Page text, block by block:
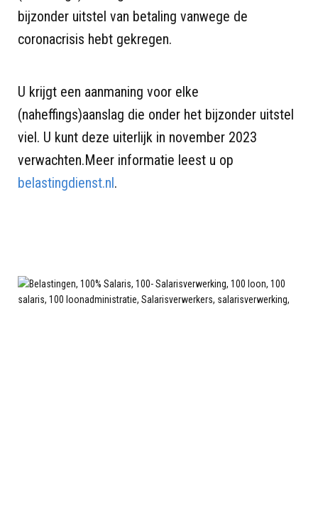
bijzonder uitstel van betaling vanwege de
coronacrisis hebt gekregen.
U krijgt een aanmaning voor elke
(naheffings)aanslag die onder het bijzonder uitstel
viel. U kunt deze uiterlijk in november 2023
verwachten.Meer informatie leest u op
belastingdienst.nl.